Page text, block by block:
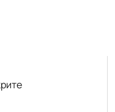
та консультуван…